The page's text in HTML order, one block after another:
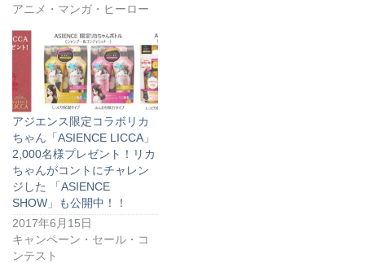
アニメ・マンガ・ヒーロー
アジエンス限定コラボリカ
ちゃん「ASIENCE LICCA」
2,000名様プレゼント！リカ
ちゃんがコントにチャレン
ジした 「ASIENCE
SHOW」も公開中！！
2017年6月15日
キャンペーン・セール・コ
ンテスト